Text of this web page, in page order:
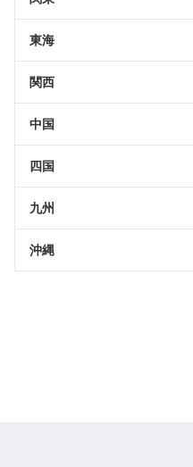
東海
関西
中国
四国
九州
沖縄